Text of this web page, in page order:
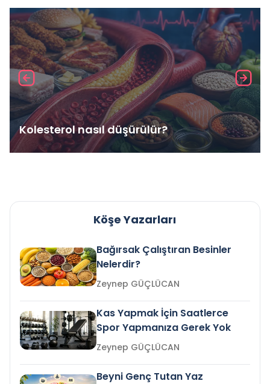
Kolesterol nasıl düşürülür?
Köşe Yazarları
Bağırsak Çalıştıran Besinler
Nelerdir?
Zeynep GÜÇLÜCAN
Kas Yapmak İçin Saatlerce
Spor Yapmanıza Gerek Yok
Zeynep GÜÇLÜCAN
Beyni Genç Tutan Yaz